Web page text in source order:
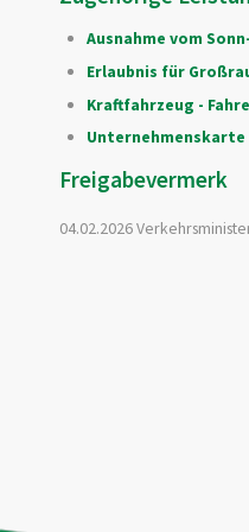
Ausnahme vom
Erlaubnis für
Kraftfahrzeug -
Unternehmenskarte
Freigabevermerk
04.02.2026